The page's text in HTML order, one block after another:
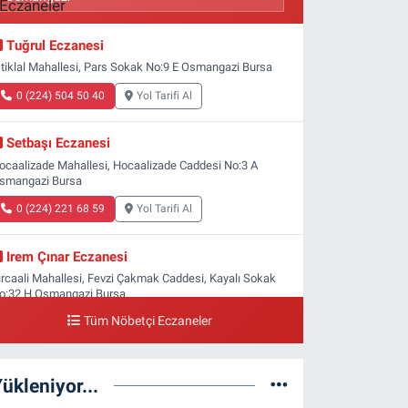
Tuğrul Eczanesi
Mahallesi, Pars Sokak No:9 E Osmangazi Bursa
0 (224) 504 50 40 Yol Tarifi Al
Setbaşı Eczanesi
Mahallesi, Hocaalizade Caddesi No:3 A
Bursa
0 (224) 221 68 59 Yol Tarifi Al
Irem Çınar Eczanesi
Mahallesi, Fevzi Çakmak Caddesi, Kayalı Sokak
H Osmangazi Bursa
0 (224) 253 73 52 Yol Tarifi Al
Mahallesi, 4.Kaymak Sokak No:47 A Osmangazi
Tüm Nöbetçi Eczaneler